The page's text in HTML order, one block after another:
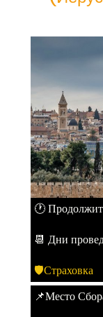
🕐
📆 Дни
🛡Страховка
📌Место